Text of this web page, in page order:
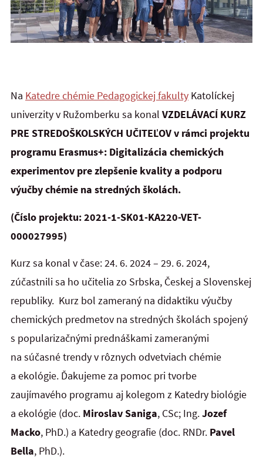
Na Katedre chémie Pedagogickej fakulty Katolíckej
univerzity v Ružomberku sa konal VZDELÁVACÍ KURZ
PRE STREDOŠKOLSKÝCH UČITEĽOV v rámci projektu
programu Erasmus+: Digitalizácia chemických
experimentov pre zlepšenie kvality a podporu
výučby chémie na stredných školách.
(Číslo projektu: 2021-1-SK01-KA220-VET-
000027995)
Kurz sa konal v čase: 24. 6. 2024 – 29. 6. 2024,
zúčastnili sa ho učitelia zo Srbska, Českej a Slovenskej
republiky. Kurz bol zameraný na didaktiku výučby
chemických predmetov na stredných školách spojený
s popularizačnými prednáškami zameranými
na súčasné trendy v rôznych odvetviach chémie
a ekológie. Ďakujeme za pomoc pri tvorbe
zaujímavého programu aj kolegom z Katedry biológie
a ekológie (doc. Miroslav Saniga, CSc; Ing.Jozef
Macko, PhD.) a Katedry geografie (doc. RNDr. Pavel
Bella, PhD.).